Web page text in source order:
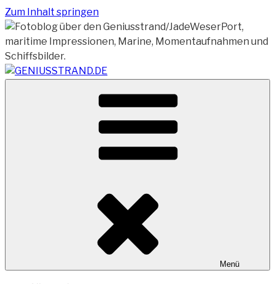
Zum Inhalt springen
GENIUSSTRAND.DE
Vom Geniusstrand zum JadeWeserPort/Container
Terminal Wilhelmshaven
Menü